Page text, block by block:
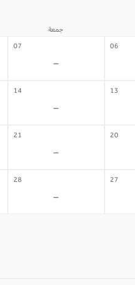
جمعة
06
07
-
13
14
-
20
21
-
27
28
-